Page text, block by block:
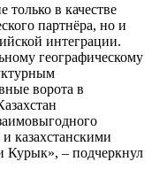
только в качестве
партнёра, но и
интеграции.
географическому
ворота в
казахстанскими
Курык», – подчеркнул